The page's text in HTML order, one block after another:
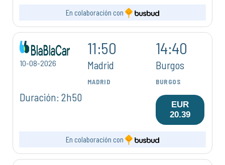
En colaboración con
10-08-2026
11:50
Madrid
MADRID
14:40
Burgos
BURGOS
Duración: 2h50
EUR
20.39
En colaboración con